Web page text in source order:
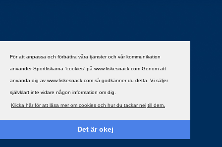
För att anpassa och förbättra våra tjänster och vår kommunikation
använder Sportfiskarna ”cookies” på www.fiskesnack.com.Genom att
använda dig av www.fiskesnack.com så godkänner du detta. Vi säljer
självklart inte vidare någon information om dig.
Klicka här för att läsa mer om cookies och hur du tackar nej till dem.
Det är okej